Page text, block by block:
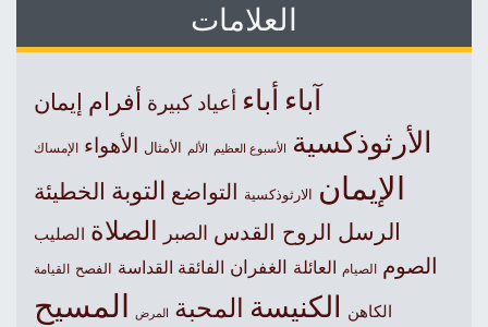
العلامات
آباءأباء أعياد كبيرة أفرام إيمان
الأرثوذكسية الأسبوع العظيم الألم الأمثال الأهواء الإمساك
الإيمان الارثوذكسية التواضع التوبة الخطيئة
الرسل الروح القدس الصبر الصلاة الصليب
الصوم الصيام العائلة الغفران الفائقة القداسة الفصح القيامة
الكاهن الكنيسةالمحبة المرض المسيح